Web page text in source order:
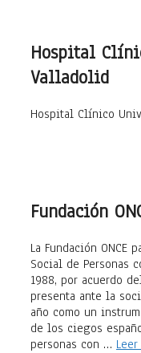
Hospital
Valladolid
Hospital Clínico
Fundación
La Fundación ONCE
Social de Personas
1988, por acuerdo
presenta ante la
año como un
de los ciegos
personas con …